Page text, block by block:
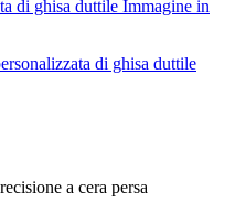
a cera persa